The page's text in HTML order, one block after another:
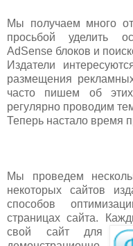
Мы получаем много
просьбой уделить
AdSense блоков и
Издатели
размещения
часто пишем об
регулярно проводим
Теперь настало время
Мы проведем
некоторых сайтов
способов
страницах сайта. К
свой сайт для